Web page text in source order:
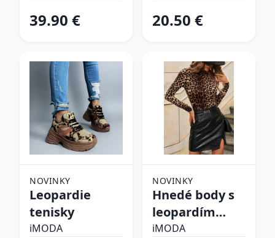
39.90 € 20.50 €
NOVINKY
Leopardie
tenisky
iMODA
NOVINKY
Hnedé body s
leopardím
vzorom
iMODA